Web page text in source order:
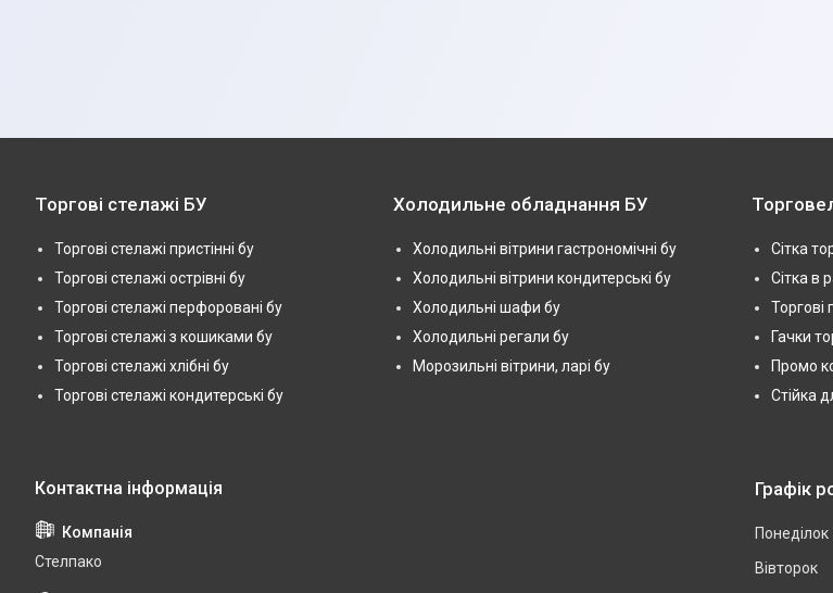
Торгові стелажі БУ
Торгові стелажі пристінні бу
Торгові стелажі острівні бу
Торгові стелажі перфоровані бу
Торгові стелажі з кошиками бу
Торгові стелажі хлібні бу
Торгові стелажі кондитерські бу
Холодильне обладнання БУ
Холодильні вітрини гастрономічні бу
Холодильні вітрини кондитерські бу
Холодильні шафи бу
Холодильні регали бу
Морозильні вітрини, ларі бу
Сітка
Сітка в
Торгові
Гачки
Промо
Стійка
Стелпако
Графік
Понеділок
Вівторок